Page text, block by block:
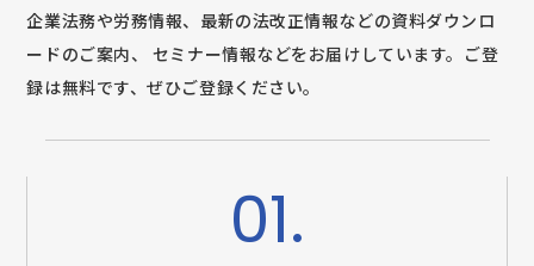
企業法務や労務情報、最新の法改正情報などの資料ダウンロ
ードのご案内、
セミナー情報などをお届けしています。ご登
録は無料です、ぜひご登録ください。
01.